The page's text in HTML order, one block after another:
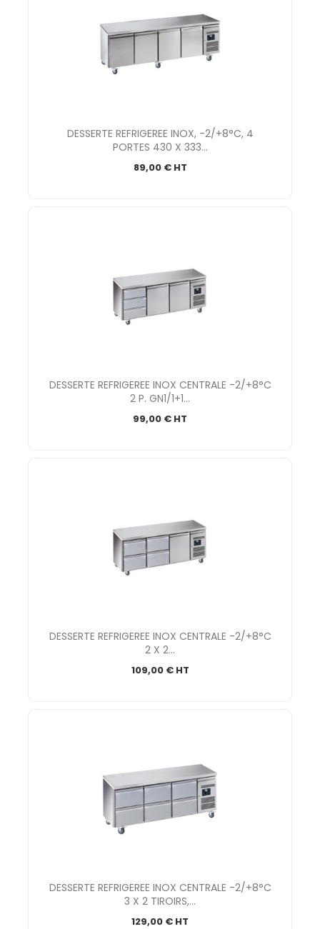
DESSERTE REFRIGEREE INOX, -2/+8°C, 4
PORTES 430 X 333...
89,00 € HT
DESSERTE REFRIGEREE INOX CENTRALE -2/+8°C
2 P. GN1/1+1...
99,00 € HT
DESSERTE REFRIGEREE INOX CENTRALE -2/+8°C
2 X 2...
109,00 € HT
DESSERTE REFRIGEREE INOX CENTRALE -2/+8°C
3 X 2 TIROIRS,...
129,00 € HT